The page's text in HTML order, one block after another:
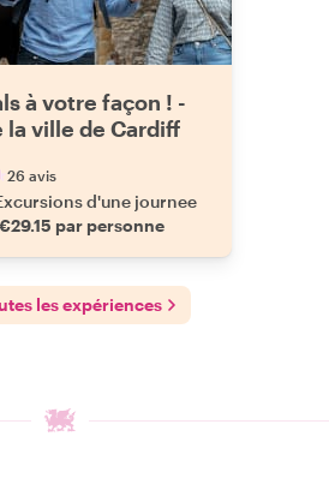
à votre façon ! -
la ville de Cardiff
26 avis
d'une journee
par personne
les expériences